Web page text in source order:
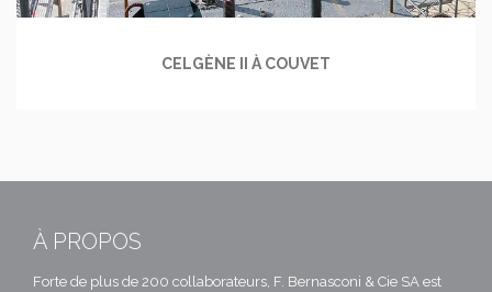
CELGÈNE II À COUVET
À PROPOS
Forte de plus de 200 collaborateurs, F. Bernasconi & Cie SA est